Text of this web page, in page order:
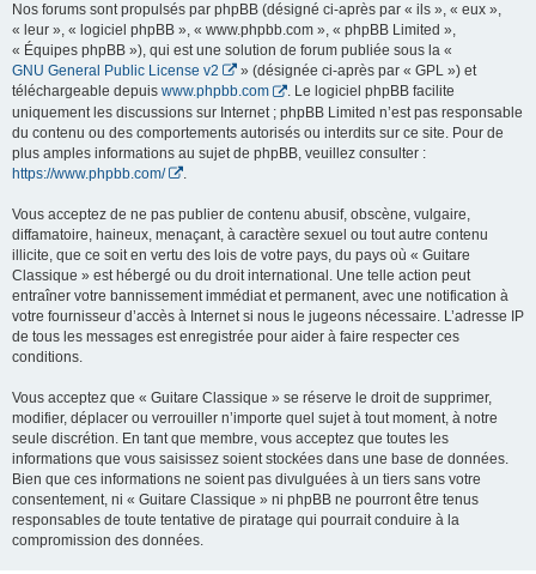
Nos forums sont propulsés par phpBB (désigné ci-après par « ils », « eux »,
« leur », « logiciel phpBB », « www.phpbb.com », « phpBB Limited »,
« Équipes phpBB »), qui est une solution de forum publiée sous la «
GNU General Public License v2
» (désignée ci-après par « GPL ») et
téléchargeable depuis www.phpbb.com
. Le logiciel phpBB facilite
uniquement les discussions sur Internet ; phpBB Limited n’est pas responsable
du contenu ou des comportements autorisés ou interdits sur ce site. Pour de
plus amples informations au sujet de phpBB, veuillez consulter :
https://www.phpbb.com/
Vous acceptez de ne pas publier de contenu abusif, obscène, vulgaire,
diffamatoire, haineux, menaçant, à caractère sexuel ou tout autre contenu
illicite, que ce soit en vertu des lois de votre pays, du pays où « Guitare
Classique » est hébergé ou du droit international. Une telle action peut
entraîner votre bannissement immédiat et permanent, avec une notification à
votre fournisseur d’accès à Internet si nous le jugeons nécessaire. L’adresse IP
de tous les messages est enregistrée pour aider à faire respecter ces
conditions.
Vous acceptez que « Guitare Classique » se réserve le droit de supprimer,
modifier, déplacer ou verrouiller n’importe quel sujet à tout moment, à notre
seule discrétion. En tant que membre, vous acceptez que toutes les
informations que vous saisissez soient stockées dans une base de données.
Bien que ces informations ne soient pas divulguées à un tiers sans votre
consentement, ni « Guitare Classique » ni phpBB ne pourront être tenus
responsables de toute tentative de piratage qui pourrait conduire à la
compromission des données.